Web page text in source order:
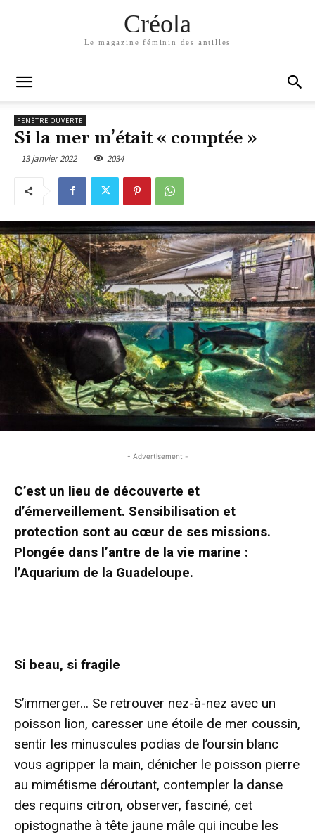
Créola
Le magazine féminin des antilles
FENÊTRE OUVERTE
Si la mer m’était « comptée »
13 janvier 2022 2034
- Advertisement -
C’est un lieu de découverte et
d’émerveillement. Sensibilisation et
protection sont au cœur de ses missions.
Plongée dans l’antre de la vie marine :
l’Aquarium de la Guadeloupe.
Si beau, si fragile
S’immerger… Se retrouver nez-à-nez avec un
poisson lion, caresser une étoile de mer coussin,
sentir les minuscules podias de l’oursin blanc
vous agripper la main, dénicher le poisson pierre
au mimétisme déroutant, contempler la danse
des requins citron, observer, fasciné, cet
opistognathe à tête jaune mâle qui incube les